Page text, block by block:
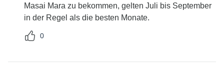
Masai Mara zu bekommen, gelten Juli bis September
in der Regel als die besten Monate.
0